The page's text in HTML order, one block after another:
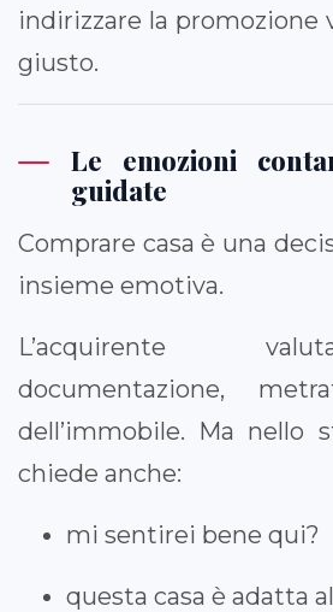
indirizzare la promozione
giusto.
Le emozioni
guidate
Comprare casa è una
insieme emotiva.
L’acquirente
documentazione,
dell’immobile. Ma nello
chiede anche:
mi sentirei bene qui?
questa casa è adatta